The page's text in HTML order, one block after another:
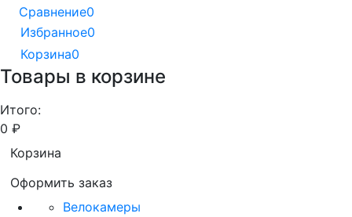
Сравнение0
Избранное0
Корзина0
Товары в корзине
Итого:
0 ₽
Корзина
Оформить заказ
Велокамеры